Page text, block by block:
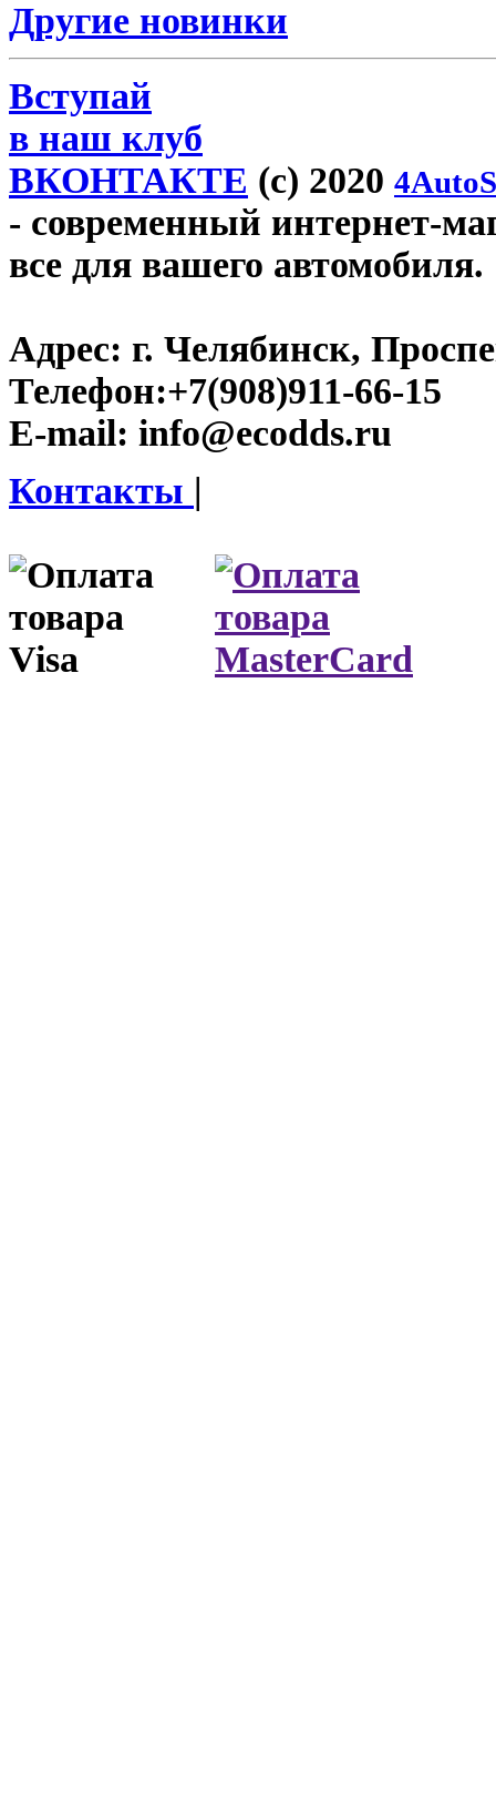
Другие новинки
Вступай
в наш клуб
ВКОНТАКТЕ (c) 2020
- современный интернет-
все для вашего автомобиля.
Адрес: г. Челябинск,
Телефон:+7(908)911-66-15
E-mail: info@ecodds.ru
Контакты |